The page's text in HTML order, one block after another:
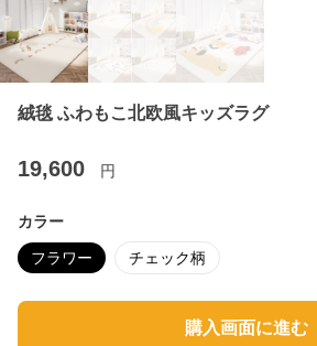
絨毯 ふわもこ北欧風キッズラグ
19,600 円
カラー
フラワー チェック柄
購入画面に進む